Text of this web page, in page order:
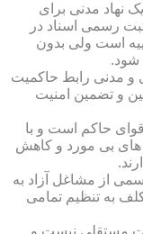
نهاد مدنی برای
رسمی اسناد در
است ولی بدون
شود.
و مدنی رابط حاکمیت
و تضمین امنیت
حاکم است و با
های بی مورد و کاهش
از مشاغل آزاد به
به تنظیم تمامی